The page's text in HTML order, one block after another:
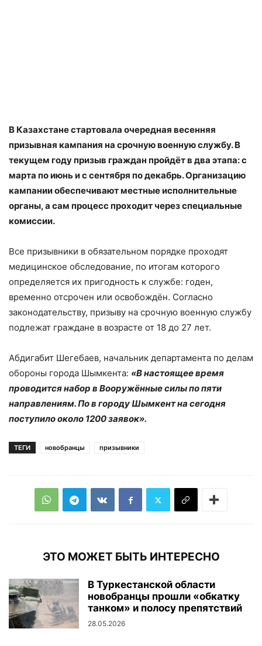
В Казахстане стартовала очередная весенняя
призывная кампания на срочную военную службу. В
текущем году призыв граждан пройдёт в два этапа: с
марта по июнь и с сентября по декабрь. Организацию
кампании обеспечивают местные исполнительные
органы, а сам процесс проходит через специальные
комиссии.
Все призывники в обязательном порядке проходят
медицинское обследование, по итогам которого
определяется их пригодность к службе: годен,
временно отсрочен или освобождён. Согласно
законодательству, призыву на срочную военную службу
подлежат граждане в возрасте от 18 до 27 лет.
Абдигабит Шегебаев, начальник департамента по делам
обороны города Шымкента: «В настоящее время
проводится набор в Вооружённые силы по пяти
направлениям. По в городу Шымкент на сегодня
поступило около 1200 заявок».
ТЕГИ новобранцы призывники
ЭТО МОЖЕТ БЫТЬ ИНТЕРЕСНО
В Туркестанской области
новобранцы прошли «обкатку
танком» и полосу препятствий
28.05.2026